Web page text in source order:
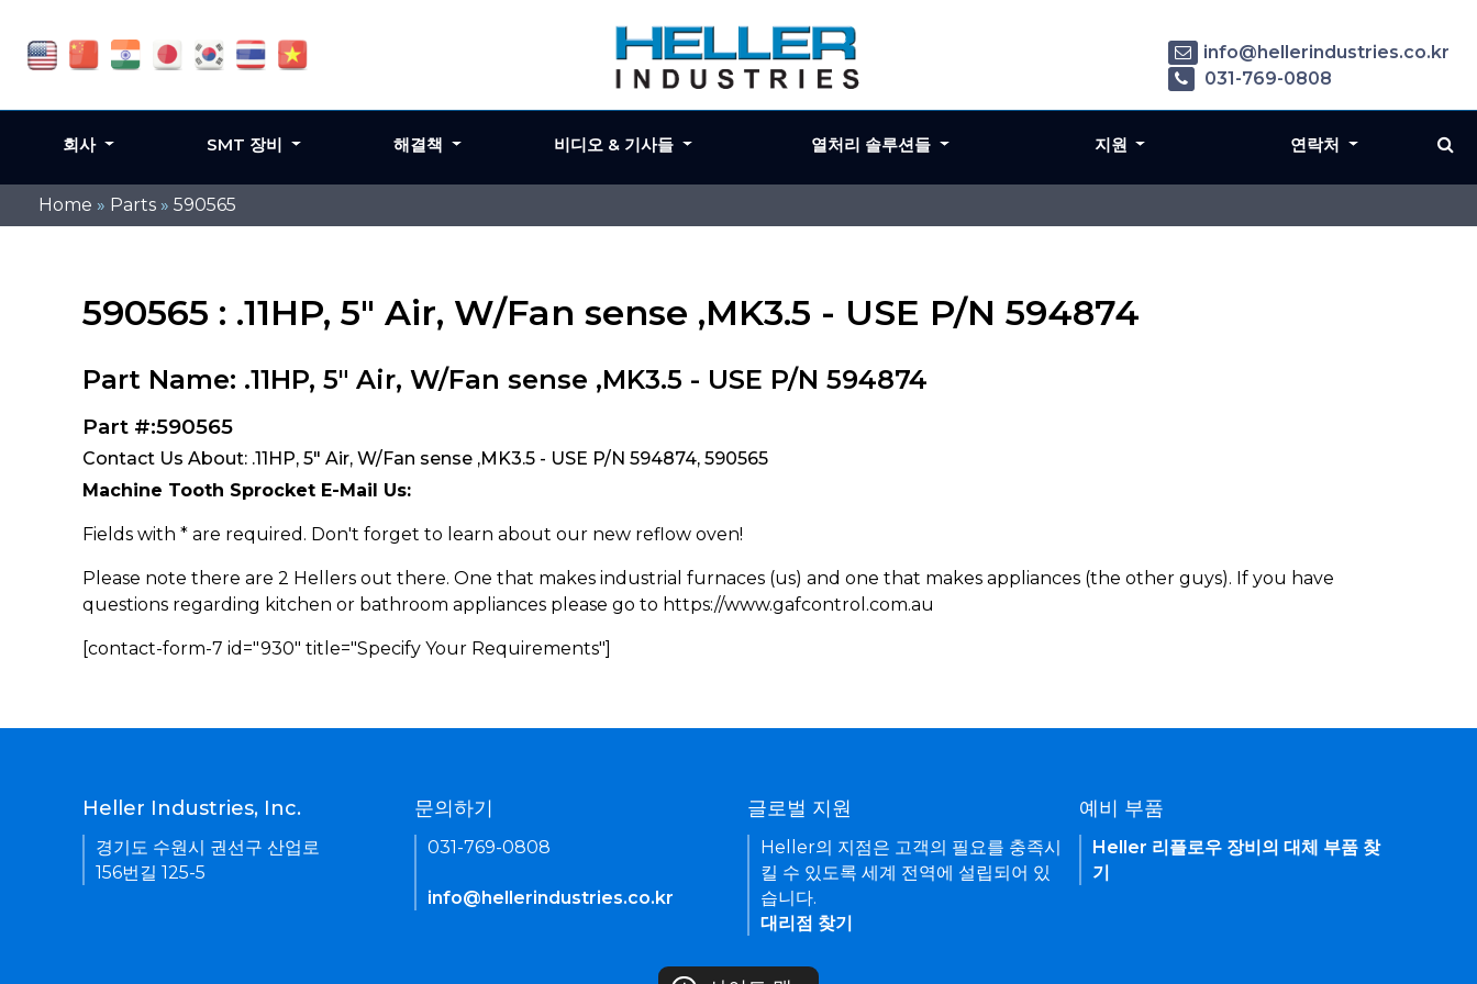
Home » Parts » 590565
590565 : .11HP, 5" Air, W/Fan sense ,MK3.5 - USE P/N 594874
Part Name: .11HP, 5" Air, W/Fan sense ,MK3.5 - USE P/N 594874
Part #:590565
Contact Us About: .11HP, 5" Air, W/Fan sense ,MK3.5 - USE P/N 594874, 590565
Machine Tooth Sprocket E-Mail Us:
Fields with * are required. Don't forget to learn about our new reflow oven!
Please note there are 2 Hellers out there. One that makes industrial furnaces (us) and one that makes appliances (the other guys). If you have
questions regarding kitchen or bathroom appliances please go to https://www.gafcontrol.com.au
[contact-form-7 id="930" title="Specify Your Requirements"]
info@hellerindustries.co.kr
031-769-0808
회사 SMT 장비 해결책 비디오 & 기사들 열처리 솔루션들 지원 연락처
Heller Industries, Inc.
경기도 수원시 권선구 산업로
156번길 125-5
문의하기
031-769-0808
info@hellerindustries.co.kr
글로벌 지원
Heller의 지점은 고객의 필요를 충족시
킬 수 있도록 세계 전역에 설립되어 있
습니다.
대리점 찾기
예비 부품
Heller 리플로우 장비의 대체 부품 찾
기